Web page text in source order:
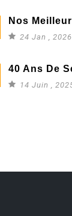
Nos
24 Jan , 2026
40 Ans De
14 Juin ,